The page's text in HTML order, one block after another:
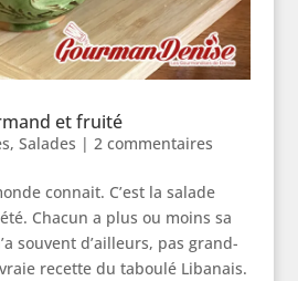
et fruité
, Salades | 2 commentaires
connait. C’est la salade
Chacun a plus ou moins sa
souvent d’ailleurs, pas grand-
recette du taboulé Libanais.